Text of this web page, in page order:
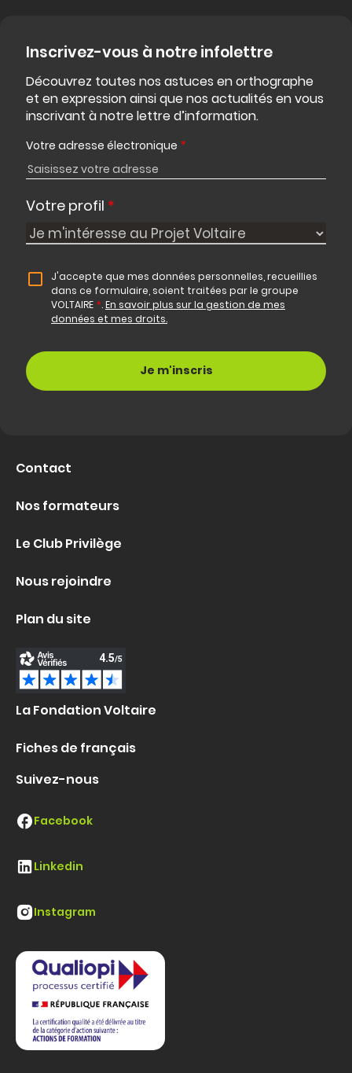
Inscrivez-vous à notre infolettre
Découvrez toutes nos astuces en orthographe
et en expression ainsi que nos actualités en vous
inscrivant à notre lettre d’information.
Votre adresse électronique *
Votre profil *
J'accepte que mes données personnelles, recueillies
dans ce formulaire, soient traitées par le groupe
VOLTAIRE *.En savoir plus sur la gestion de mes
données et mes droits.
Contact
Nos formateurs
Le Club Privilège
Nous rejoindre
Plan du site
La Fondation Voltaire
Fiches de français
Suivez-nous
Facebook
Linkedin
Instagram